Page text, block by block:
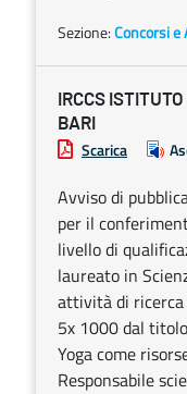
Sezione:Concorsi e
IRCCS
BARI
Scarica
Avviso di
per il
livello di
laureato in
attività di
5x 1000 dal
Yoga come
Responsabile